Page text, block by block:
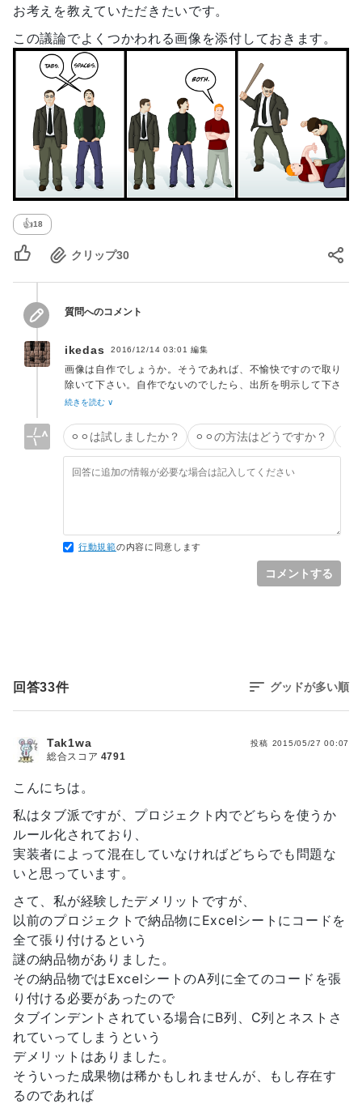
お考えを教えていただきたいです。
この議論でよくつかわれる画像を添付しておきます。
👍18
クリップ30
質問へのコメント
ikedas 2016/12/14 03:01 編集
画像は自作でしょうか。そうであれば、不愉快ですので取り
除いて下さい。自作でないのでしたら、出所を明示して下さ
い (明示できないのなら、当然取り除いて下さい)。
続きを読む ∨
⚪︎⚪︎は試しましたか？ ⚪︎⚪︎の方法はどうですか？
行動規範の内容に同意します
コメントする
回答33件 グッドが多い順
こんにちは。
私はタブ派ですが、プロジェクト内でどちらを使うか
ルール化されており、
実装者によって混在していなければどちらでも問題な
いと思っています。
さて、私が経験したデメリットですが、
以前のプロジェクトで納品物にExcelシートにコードを
全て張り付けるという
謎の納品物がありました。
その納品物ではExcelシートのA列に全てのコードを張
り付ける必要があったので
タブインデントされている場合にB列、C列とネストさ
れていってしまうという
デメリットはありました。
そういった成果物は稀かもしれませんが、もし存在す
るのであれば
投稿 2015/05/27 00:07
Tak1wa
総合スコア 4791